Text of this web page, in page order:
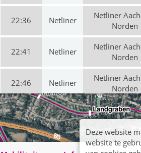
22:36 Netliner
Netliner
Norden
22:41 Netliner
Netliner
Norden
22:46 Netliner
Netliner
Norden
22:51 Netliner
Netliner
Norden
Netliner
Norden
Deze website
website te